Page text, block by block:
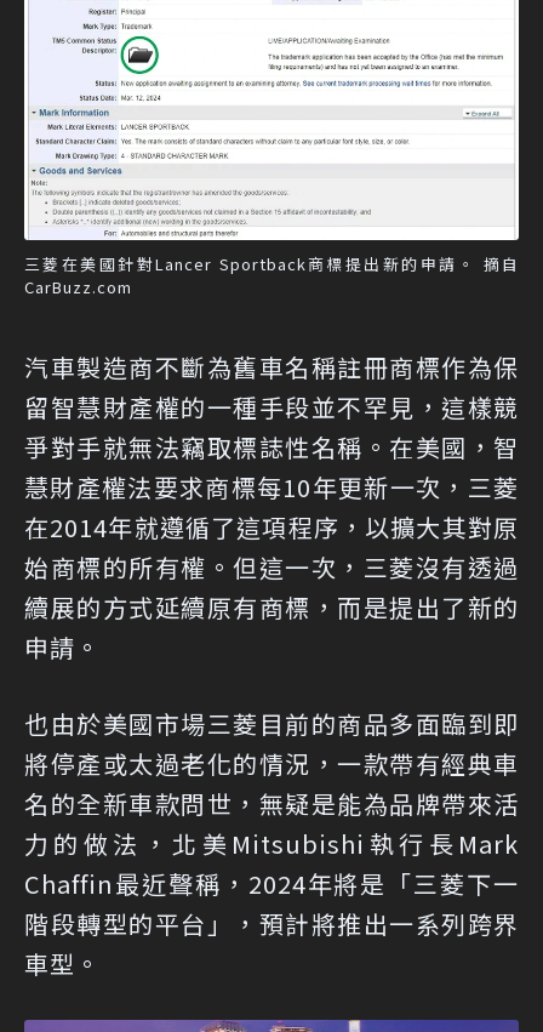
三菱在美國針對Lancer Sportback商標提出新的申請。 摘自
CarBuzz.com
汽車製造商不斷為舊車名稱註冊商標作為保
留智慧財產權的一種手段並不罕見，這樣競
爭對手就無法竊取標誌性名稱。在美國，智
慧財產權法要求商標每10年更新一次，三菱
在2014年就遵循了這項程序，以擴大其對原
始商標的所有權。但這一次，三菱沒有透過
續展的方式延續原有商標，而是提出了新的
申請。
也由於美國市場三菱目前的商品多面臨到即
將停產或太過老化的情況，一款帶有經典車
名的全新車款問世，無疑是能為品牌帶來活
力的做法，北美Mitsubishi執行長Mark
Chaffin最近聲稱，2024年將是「三菱下一
階段轉型的平台」，預計將推出一系列跨界
車型。